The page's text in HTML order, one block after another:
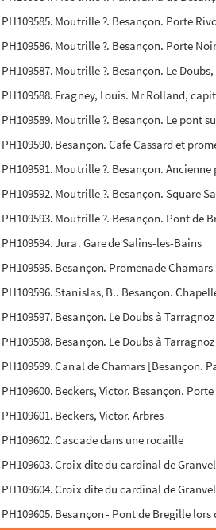
PH109585. Moutrille ?. Besançon. Porte
PH109586. Moutrille ?. Besançon. Porte
PH109587. Moutrille ?. Besançon. Le
PH109588. Fragney, Louis. Mr Rolland,
PH109589. Moutrille ?. Besançon. Le pont
PH109590. Besançon. Café Cassard et
PH109591. Moutrille ?. Besançon.
PH109592. Moutrille ?. Besançon. Square
PH109593. Moutrille ?. Besançon. Pont de
PH109594. Jura. Gare de Salins-les-Bains
PH109595. Besançon. Promenade
PH109596. Stanislas, B.. Besançon.
PH109597. Besançon. Le Doubs à Tarragnoz
PH109598. Besançon. Le Doubs à Tarragnoz
PH109599. Canal de Chamars [Besançon.
PH109600. Beckers, Victor. Besançon.
PH109601. Beckers, Victor. Arbres
PH109602. Cascade dans une rocaille
PH109603. Croix dite du cardinal de
PH109604. Croix dite du cardinal de
PH109605. Besançon - Pont de Bregille